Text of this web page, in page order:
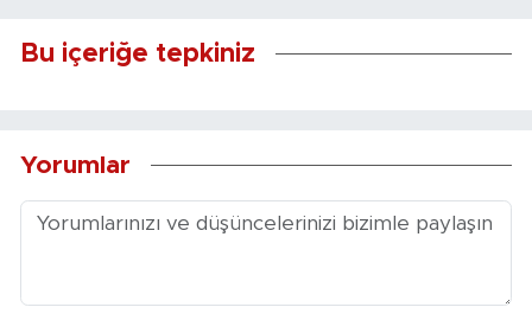
Bu içeriğe tepkiniz
Yorumlar